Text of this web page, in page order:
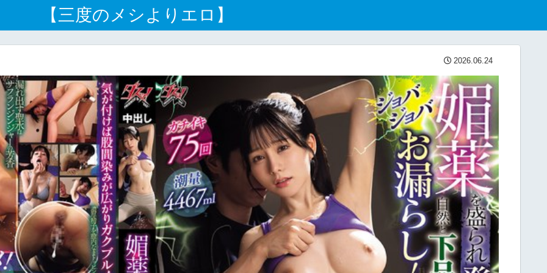
【三度のメシよりエロ】
2026.06.24